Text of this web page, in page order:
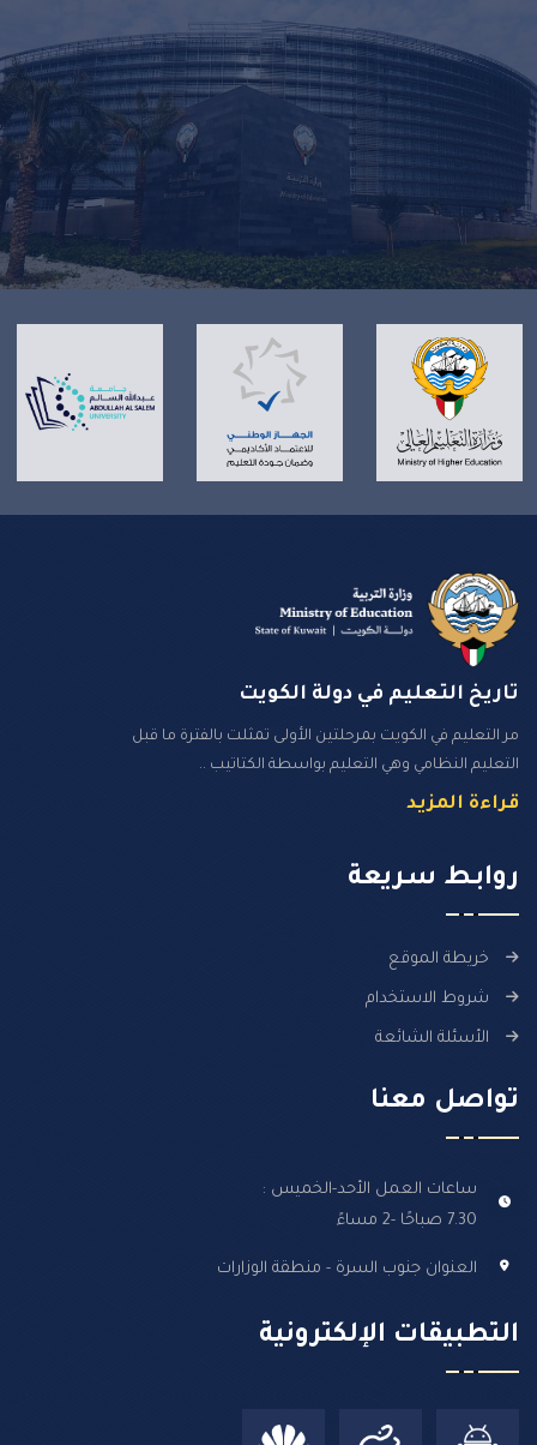
تاريخ التعليم في دولة الكويت
مر التعليم في الكويت بمرحلتين الأولى تمثلت بالفترة ما قبل
التعليم النظامي وهي التعليم بواسطة الكتاتيب ..
قراءة المزيد
روابـط سـريعة
خريطة الموقع
شروط الاستخدام
الأسئلة الشائعة
تواصل معنا
ساعات العمل الأحد-الخميس :
7.30 صباحًا -2 مساءً
العنوان جنوب السرة - منطقة الوزارات
التطبيقات الإلكترونية